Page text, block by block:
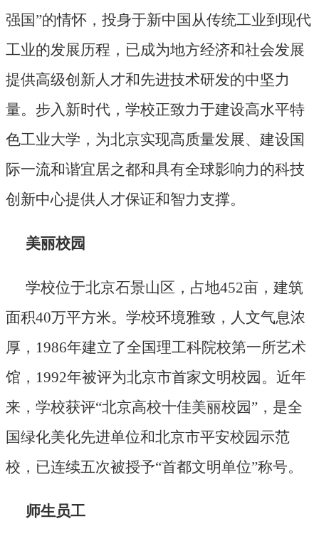
强国”的情怀，投身于新中国从传统工业到现代
工业的发展历程，已成为地方经济和社会发展
提供高级创新人才和先进技术研发的中坚力
量。步入新时代，学校正致力于建设高水平特
色工业大学，为北京实现高质量发展、建设国
际一流和谐宜居之都和具有全球影响力的科技
创新中心提供人才保证和智力支撑。
美丽校园
学校位于北京石景山区，占地452亩，建筑
面积40万平方米。学校环境雅致，人文气息浓
厚，1986年建立了全国理工科院校第一所艺术
馆，1992年被评为北京市首家文明校园。近年
来，学校获评“北京高校十佳美丽校园”，是全
国绿化美化先进单位和北京市平安校园示范
校，已连续五次被授予“首都文明单位”称号。
师生员工